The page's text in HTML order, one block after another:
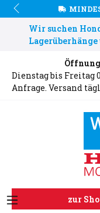
Wir suchen
Dienstag bis Freitag
Anfrage. Versand
zur